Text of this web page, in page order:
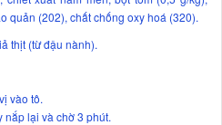
quản (202), chất chống oxy hoá (320).
thịt (từ đậu nành).
vào tô.
nắp lại và chờ 3 phút.